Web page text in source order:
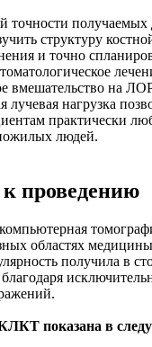
точности
структуру
и точно
вмешательство на
лучевая нагрузка
практически
людей.
проведению
областях
получила в
показана в